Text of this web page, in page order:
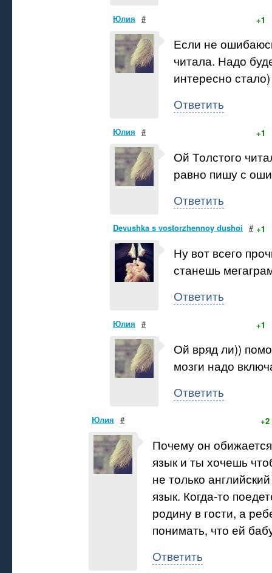
Юлия # +1
Если не
читала. Надо
интересно стало)
Ответить
Юлия # +1
Ой Толстого
равно пишу с
Ответить
Devushka s vostorzhennoy dushoi # +1
Ну вот всего
станешь
Ответить
Юлия # +1
Ой вряд ли))
мозги надо
Ответить
Юлия # +2
Почему он
язык и ты хочешь
не только
язык. Когда-то
родину в гости, а
понимать, что ей
Ответить